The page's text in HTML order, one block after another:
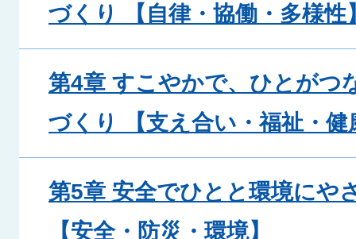
づくり 【自律・協働・多様性
第4章 すこやかで、ひとがつ
づくり 【支え合い・福祉・健
第5章 安全でひとと環境にや
【安全・防災・環境】